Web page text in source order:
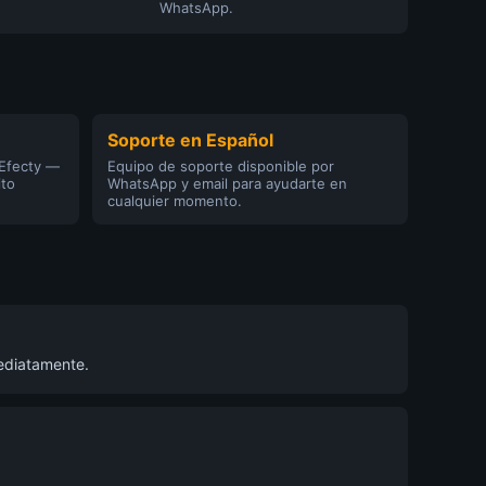
WhatsApp.
Efecty —
Soporte en Español
Equipo de soporte disponible por
WhatsApp y email para ayudarte en
cualquier momento.